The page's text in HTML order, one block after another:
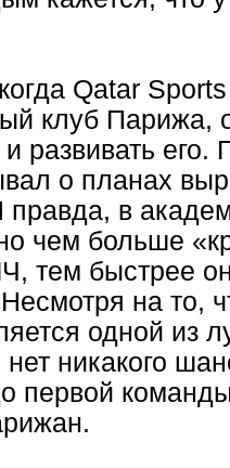
Qatar
клуб Парижа,
и развивать
о планах
правда, в
чем больше
тем быстрее
на то,
одной из
никакого
первой